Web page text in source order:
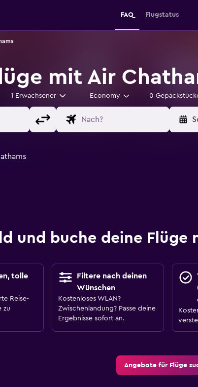
FAQ Flugstatus
mit Air
1 Erwachsener Economy 0
und buche deine Flüge
tolle
Reise-
zu
Filtere nach deinen
Wünschen
Kostenloses WLAN?
Zwischenlandung? Passe deine
Ergebnisse sofort an.
Angebote für Flüge